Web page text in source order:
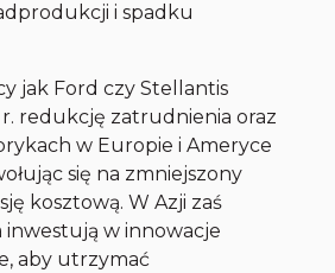
i spadku
jak Ford czy Stellantis
r. redukcję zatrudnienia oraz
w Europie i Ameryce
się na zmniejszony
kosztową. W Azji zaś
inwestują w innowacje
aby utrzymać